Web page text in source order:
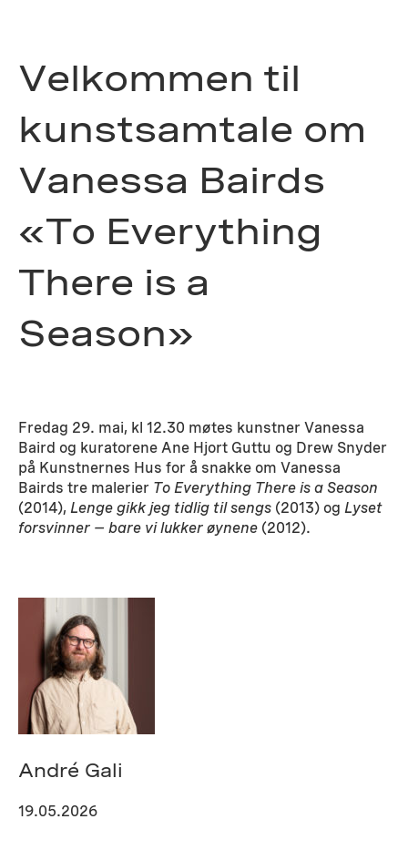
Velkommen til
kunstsamtale om
Vanessa Bairds
«To Everything
There is a
Season»
Fredag 29. mai, kl 12.30 møtes kunstner Vanessa
Baird og kuratorene Ane Hjort Guttu og Drew Snyder
på Kunstnernes Hus for å snakke om Vanessa
Bairds tre malerier To Everything There is a Season
(2014),Lenge gikk jeg tidlig til sengs (2013) ogLyset
forsvinner – bare vi lukker øynene (2012).
André Gali
19.05.2026